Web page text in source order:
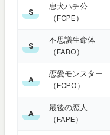
S
忠犬ハチ公
（FCPE）
S
不思議生命体
（FARO）
A
恋愛モンスター
（FCPO）
A
最後の恋人
（FAPE）